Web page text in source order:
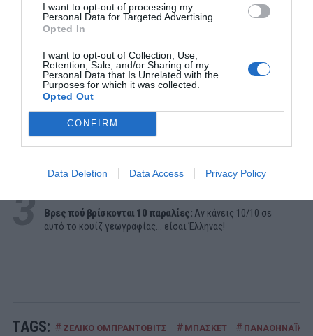
I want to opt-out of processing my
Personal Data for Targeted Advertising.
Opted In
I want to opt-out of Collection, Use,
Retention, Sale, and/or Sharing of my
Personal Data that Is Unrelated with the
Purposes for which it was collected.
Opted Out
CONFIRM
Data Deletion Data Access Privacy Policy
ΔΗΜΟΦΙΛΕΣΤΕΡΑ ΗΜΕΡΑΣ
1 ΣΕΙΡΕΣ - ΤΑΙΝΙΕΣ
Δεν θα το πιστεύεις:Δες απόψε στο Ertflix την ταινία -
έπος που για 133 λεπτά σε κρατάει δικό της
2 Η αλήθεια για τον Ετιέν Καμαρά
3 Βρες πού βρίσκονται 10 παραλίες: Αν κάνεις 10/10 σε
αυτό το κουίζ γεωγραφίας... είσαι Έλληνας!
TAGS: # ΖΕΛΙΚΟ ΟΜΠΡΑΝΤΟΒΙΤΣ # ΜΠΑΣΚΕΤ #